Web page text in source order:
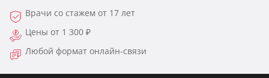
Врачи со стажем от 17 лет
Цены от 1 300 ₽
Любой формат онлайн-связи